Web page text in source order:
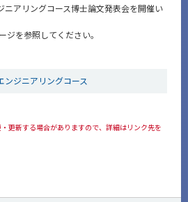
アリングコース博士論文発表会を開催い
ジを参照してください。
ンジニアリングコース
更新する場合がありますので、詳細はリンク先を
サイト構成
CLOSE